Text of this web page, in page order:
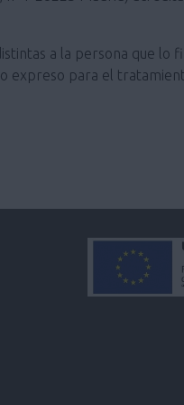
a la persona que
expreso para el